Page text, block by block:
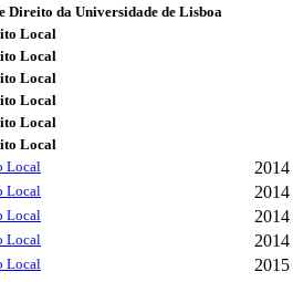
Direito da Universidade de Lisboa
Local
Local
Local
Local
Local
Local
Local
2014
Local 2014
Local 2014
Local 2014
Local 2015